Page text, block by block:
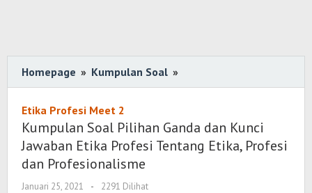
Homepage » Kumpulan Soal »
Soal
Ganda
Kunci
Etika Profesi Meet 2
Kumpulan Soal Pilihan Ganda dan Kunci
Jawaban Etika Profesi Tentang Etika, Profesi
dan Profesionalisme
Januari 25, 2021
oleh
-
2291 Dilihat